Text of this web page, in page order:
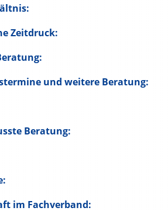
Zeitdruck:
und weitere Beratung:
Beratung:
im Fachverband: